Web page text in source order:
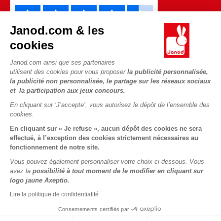
Janod.com & les
cookies
Janod.com ainsi que ses partenaires
utilisent des cookies pour vous proposer la publicité personnalisée,
la publicité non personnalisée, le partage sur les réseaux sociaux
et la participation aux jeux concours.
En cliquant sur ‘J’accepte’, vous autorisez le dépôt de l’ensemble des
cookies.
En cliquant sur « Je refuse », aucun dépôt des cookies ne sera
effectué, à l’exception des cookies strictement nécessaires au
fonctionnement de notre site.
Vous pouvez également personnaliser votre choix ci-dessous. Vous
avez la possibilité à tout moment de le modifier en cliquant sur
logo jaune Axeptio.
Lire la politique de confidentialité
Consentements certifiés par
Copyright © 2026 Janod - Tous droits réservés -